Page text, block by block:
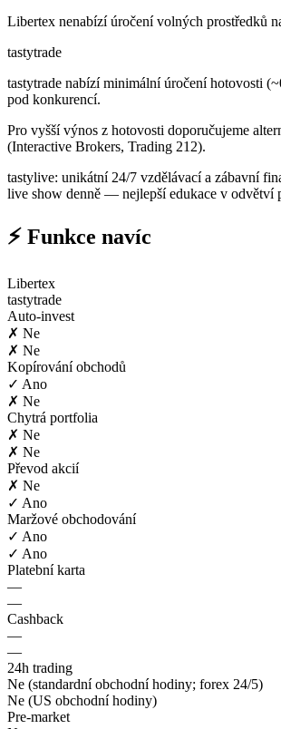
Libertex nenabízí úročení volných prostředků
tastytrade
tastytrade nabízí minimální úročení hotovosti
pod konkurencí.
Pro vyšší výnos z hotovosti doporučujeme
(Interactive Brokers, Trading 212).
tastylive: unikátní 24/7 vzdělávací a zábavní
live show denně — nejlepší edukace v odvětví
⚡ Funkce navíc
Libertex
tastytrade
Auto-invest
✗ Ne
✗ Ne
Kopírování obchodů
✓ Ano
✗ Ne
Chytrá portfolia
✗ Ne
✗ Ne
Převod akcií
✗ Ne
✓ Ano
Maržové obchodování
✓ Ano
✓ Ano
Platební karta
—
—
Cashback
—
—
24h trading
Ne (standardní obchodní hodiny; forex 24/5)
Ne (US obchodní hodiny)
Pre-market